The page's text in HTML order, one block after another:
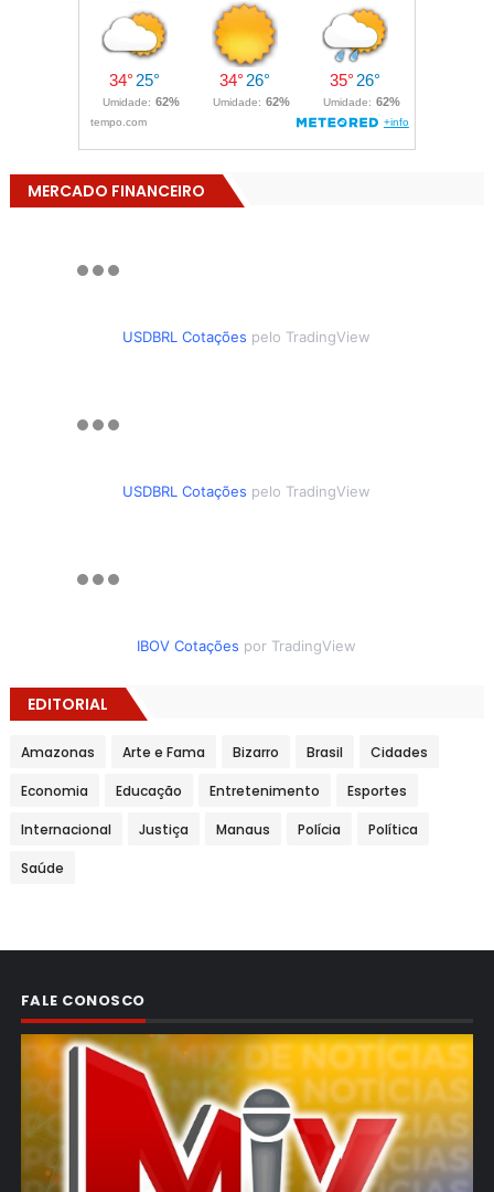
MERCADO FINANCEIRO
USDBRL Cotações pelo TradingView
USDBRL Cotações pelo TradingView
IBOV Cotações por TradingView
EDITORIAL
Amazonas Arte e Fama Bizarro Brasil Cidades
Economia Educação Entretenimento Esportes
Internacional Justiça Manaus Polícia Política
Saúde
FALE CONOSCO